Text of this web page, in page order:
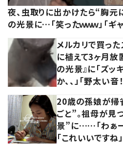
夜、虫取りに出かけたら“胸
の光景に…「笑ったｗｗｗ」「ギ
メルカリで買っ
に植えて3ヶ月
の光景』に「ズ
か、、」「野太い音
20歳の孫娘が帰
ごと”。祖母が見
景”に……「わぁー
「これいいですね」